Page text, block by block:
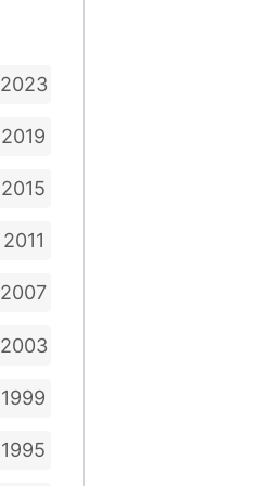
2023
2019
2015
2011
2007
2003
1999
1995